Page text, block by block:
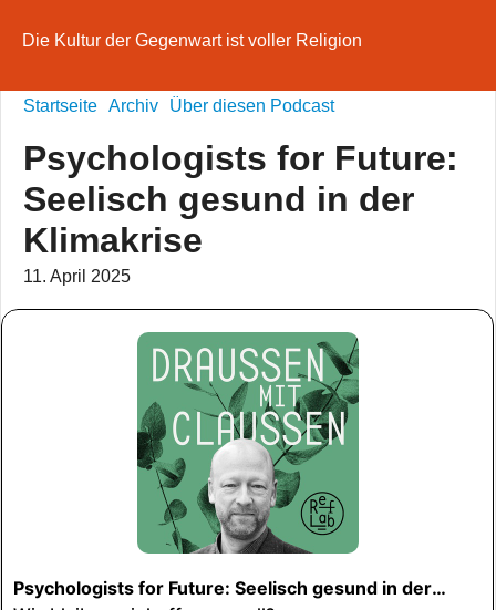
Die Kultur der Gegenwart ist voller Religion
Startseite Archiv Über diesen Podcast
Psychologists for Future:
Seelisch gesund in der
Klimakrise
11. April 2025